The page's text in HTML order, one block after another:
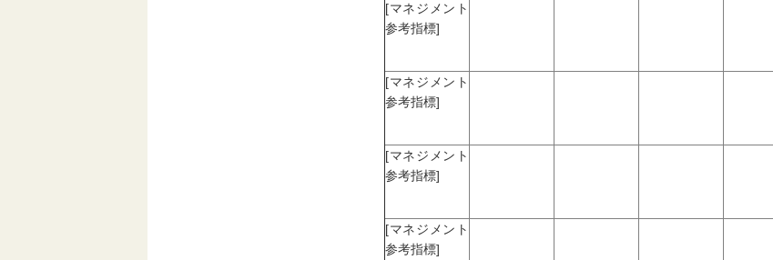
[マネジメント
参考指標]
[マネジメント
参考指標]
[マネジメント
参考指標]
[マネジメント
参考指標]